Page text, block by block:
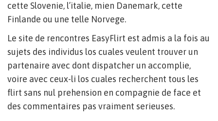
cette Slovenie, l’italie, mien Danemark, cette
Finlande ou une telle Norvege.
Le site de rencontres EasyFlirt est admis a la fois au
sujets des individus los cuales veulent trouver un
partenaire avec dont dispatcher un accomplie,
voire avec ceux-li los cuales recherchent tous les
flirt sans nul prehension en compagnie de face et
des commentaires pas vraiment serieuses.